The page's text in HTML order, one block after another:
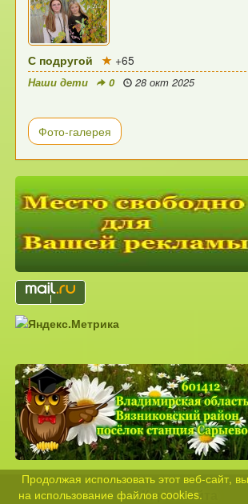
Продолжая использовать этот веб-сайт,
на использование файлов cookies.
С подругой +65
Наши дети 0 28 окт 2025
Фото-галерея
Карта сайта